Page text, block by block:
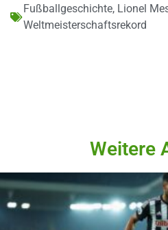
Fußballgeschichte, Lionel
Weltmeisterschaftsrekord
Weitere